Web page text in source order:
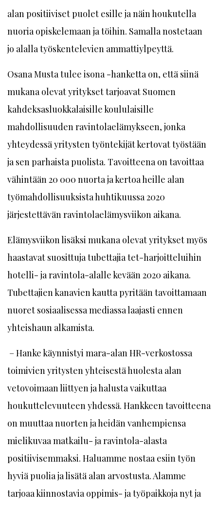
alan positiiviset puolet esille ja näin houkutella
nuoria opiskelemaan ja töihin. Samalla nostetaan
jo alalla työskentelevien ammattiylpeyttä.
Osana Musta tulee isona -hanketta on, että siinä
mukana olevat yritykset tarjoavat Suomen
kahdeksasluokkalaisille koululaisille
mahdollisuuden ravintolaelämykseen, jonka
yhteydessä yritysten työntekijät kertovat työstään
ja sen parhaista puolista. Tavoitteena on tavoittaa
vähintään 20 000 nuorta ja kertoa heille alan
työmahdollisuuksista huhtikuussa 2020
järjestettävän ravintolaelämysviikon aikana.
Elämysviikon lisäksi mukana olevat yritykset myös
haastavat suosittuja tubettajia tet-harjoitteluihin
hotelli- ja ravintola-alalle kevään 2020 aikana.
Tubettajien kanavien kautta pyritään tavoittamaan
nuoret sosiaalisessa mediassa laajasti ennen
yhteishaun alkamista.
– Hanke käynnistyi mara-alan HR-verkostossa
toimivien yritysten yhteisestä huolesta alan
vetovoimaan liittyen ja halusta vaikuttaa
houkuttelevuuteen yhdessä. Hankkeen tavoitteena
on muuttaa nuorten ja heidän vanhempiensa
mielikuvaa matkailu- ja ravintola-alasta
positiivisemmaksi. Haluamme nostaa esiin työn
hyviä puolia ja lisätä alan arvostusta. Alamme
tarjoaa kiinnostavia oppimis- ja työpaikkoja nyt ja